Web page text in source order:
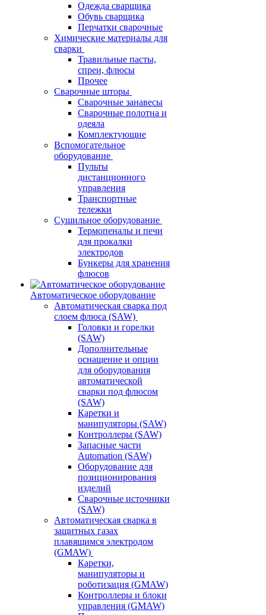
Одежда сварщика
Обувь сварщика
Перчатки сварочные
Химические материалы для
сварки
Травильные пасты,
спреи, флюсы
Прочее
Сварочные шторы
Сварочные занавесы
Сварочные полотна и
одеяла
Комплектующие
Вспомогательное
оборудование
Пульты
дистанционного
управления
Транспортные
тележки
Сушильное оборудование
Термопеналы и печи
для прокалки
электродов
Бункеры для хранения
флюсов
Автоматическое оборудование
Автоматическая сварка под
слоем флюса (SAW)
Головки и горелки
(SAW)
Дополнительные
оснащение и опции
для оборудования
автоматической
сварки под флюсом
(SAW)
Каретки и
манипуляторы (SAW)
Контроллеры (SAW)
Запасные части
Automation (SAW)
Оборудование для
позиционирования
изделий
Сварочные источники
(SAW)
Автоматическая сварка в
защитных газах
плавящимся электродом
(GMAW)
Каретки,
манипуляторы и
роботизация (GMAW)
Контроллеры и блоки
управления (GMAW)